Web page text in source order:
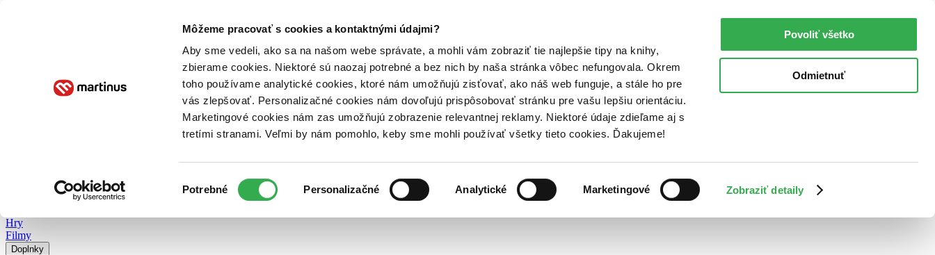
Môžeme pracovať s cookies a kontaktnými údajmi?
Aby sme vedeli, ako sa na našom webe správate, a mohli vám zobraziť tie najlepšie tipy na knihy,
zbierame cookies. Niektoré sú naozaj potrebné a bez nich by naša stránka vôbec nefungovala. Okrem
toho používame analytické cookies, ktoré nám umožňujú zisťovať, ako náš web funguje, a stále ho pre
vás zlepšovať. Personalizačné cookies nám dovoľujú prispôsobovať stránku pre vašu lepšiu orientáciu.
Marketingové cookies nám zas umožňujú zobrazenie relevantnej reklamy. Niektoré údaje zdieľame aj s
tretími stranami. Veľmi by nám pomohlo, keby sme mohli používať všetky tieto cookies. Ďakujeme!
súhlasu
Potrebné Personalizačné Analytické Marketingové Zobraziť detaily
Povoliť všetko
Odmietnuť
Poukážky Kontakt
Hry
Filmy
Doplnky